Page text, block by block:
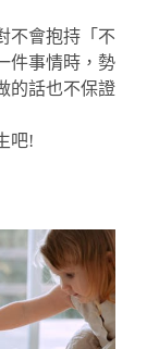
不會抱持「不
件事情時，勢
的話也不保證
吧!